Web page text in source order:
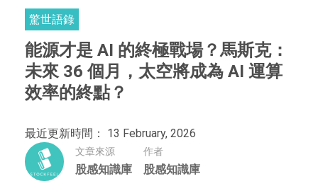
驚世語錄
能源才是 AI 的終極戰場？馬斯克：
未來 36 個月，太空將成為 AI 運算
效率的終點？
最近更新時間： 13 February, 2026
文章來源
股感知識庫
作者
股感知識庫